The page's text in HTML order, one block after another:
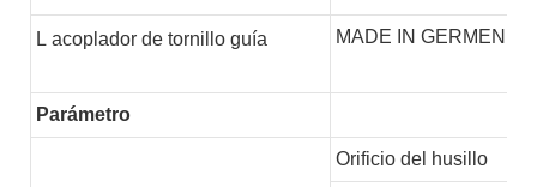
L acoplador de tornillo guía MADE IN GERMEN
Parámetro
Orificio del husillo